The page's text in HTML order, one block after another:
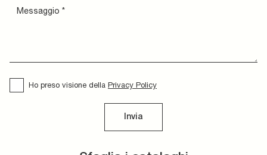
Ho preso visione della Privacy Policy
Invia